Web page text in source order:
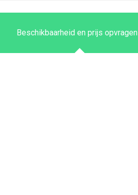
Beschikbaarheid en prijs opvragen